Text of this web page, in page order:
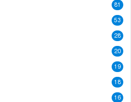
81
53
28
20
19
18
16